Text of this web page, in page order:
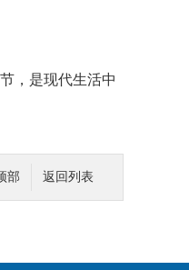
，是现代生活中
返回列表
部